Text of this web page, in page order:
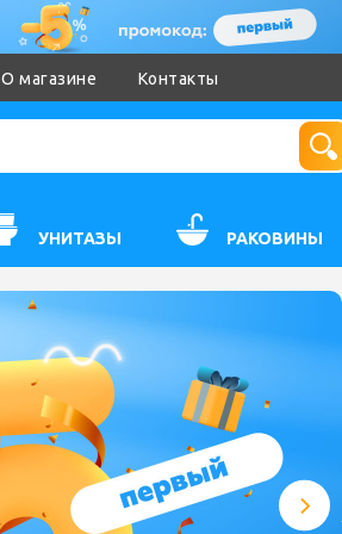
О магазине Контакты
УНИТАЗЫ РАКОВИНЫ